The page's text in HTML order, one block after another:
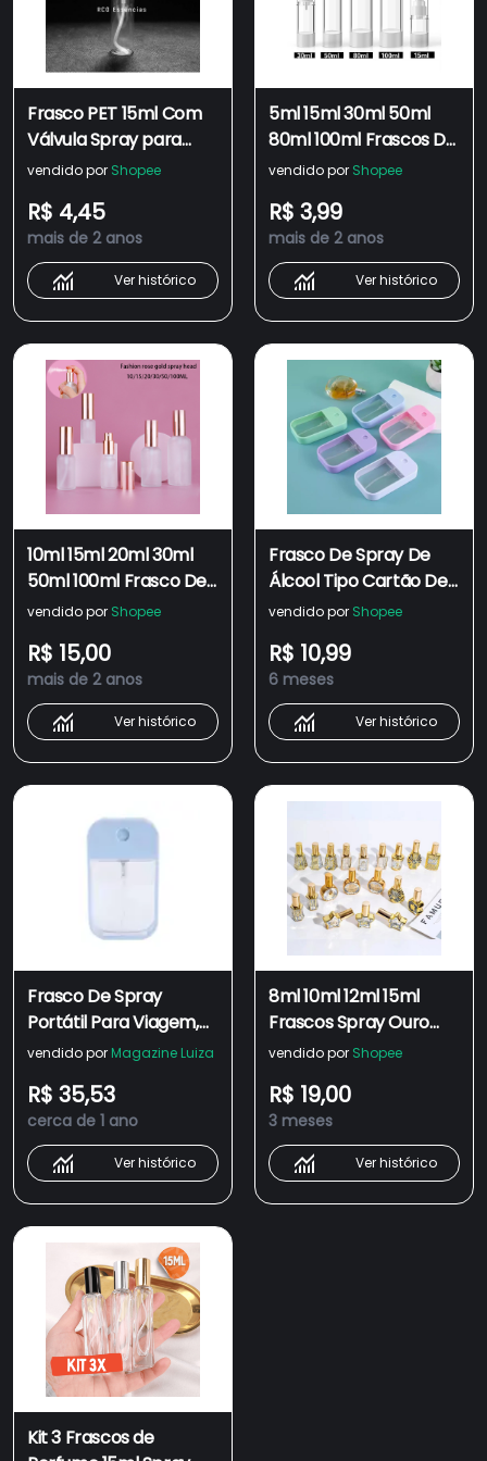
Frasco PET 15ml Com
Válvula Spray para
Amostras de Perfume
vendido por Shopee
R$ 4,45
mais de 2 anos
Ver histórico
5ml 15ml 30ml 50ml
80ml 100ml Frascos De
Spray Vazio
Viagem Portátil/Frasco
De Silicone
Espremer/Recipiente
Recarregável/Garrafas/
Multifuncionais Loção ,
Shamp
vendido por Shopee
R$ 3,99
mais de 2 anos
Ver histórico
10ml 15ml 20ml 30ml
50ml 100ml Frasco De
Vidro Branco Fosco
Perfume Spray De
Ouro Rosa
vendido por Shopee
R$ 15,00
mais de 2 anos
Ver histórico
Frasco De Spray De
Álcool Tipo Cartão De
45ml , Repelente De
Desinfecção , Água
Engarrafada ,
Cosmético , Po
vendido por Shopee
R$ 10,99
6 meses
Ver histórico
Frasco De Spray
Portátil Para Viagem,
45ml, Perfume
Repelente De
Mosquitos, Caixa De
vendido por Magazine Luiza
R$ 35,53
cerca de 1 ano
Ver histórico
8ml 10ml 12ml 15ml
Frascos Spray Ouro
Amostra De
Viagem Frasco
Perfume De Vidro
Portátil Atomizador
Ultra Névoa
Pulverizador
vendido por Shopee
R$ 19,00
3 meses
Ver histórico
Kit 3 Frascos de